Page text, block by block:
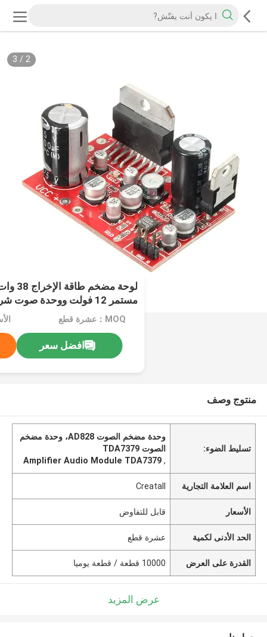
2
/
3
لوحة
AD828
MOQ：عشرة قطع
افضل سعر
منتوج وصف
تسليط الضوء:
وحدة مضخم الصوت AD828، وحدة مضخم
الصوت TDA7379
,
Amplifier Audio Module TDA7379
اسم العلامة التجارية Creatall
الأسعار قابل للتفاوض
الحد الأدنى لكمية عشرة قطع
القدرة على العرض 10000 قطعة / قطعة يوميا
عرض المزيد